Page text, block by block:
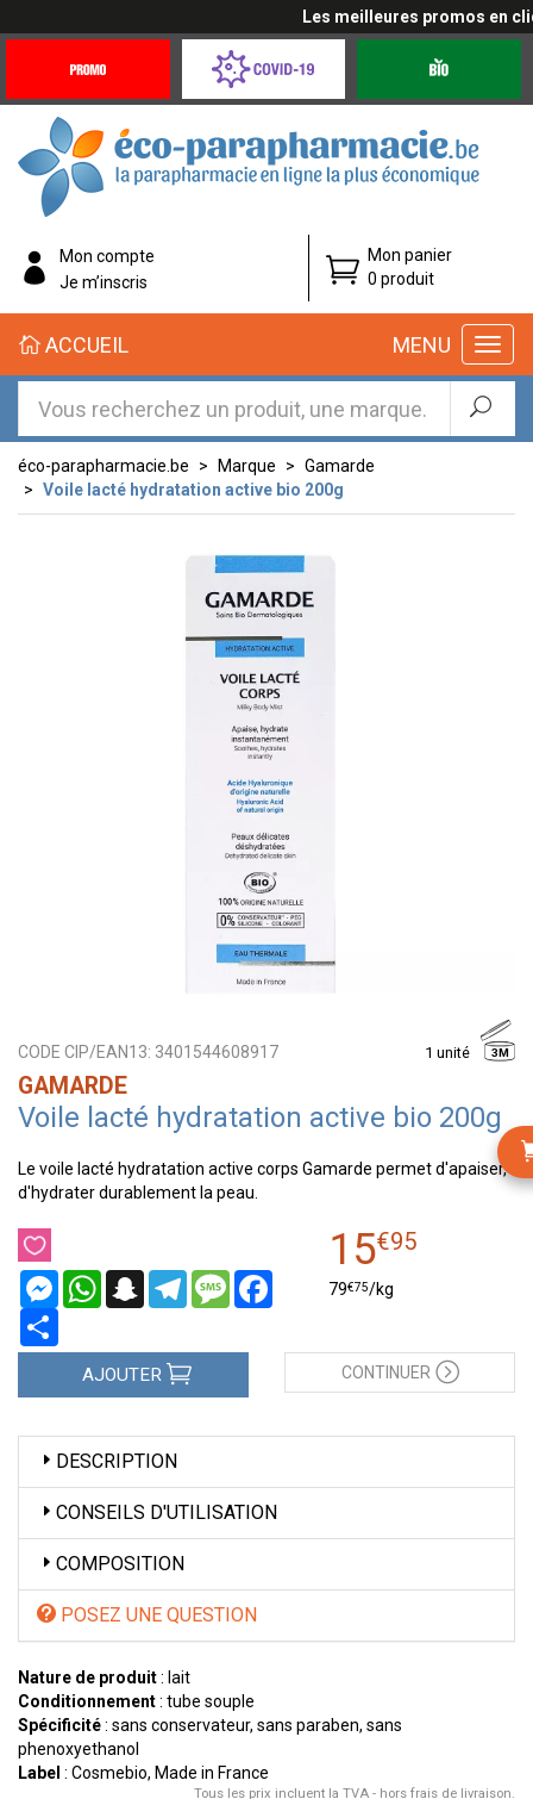
Les meilleures promos en
Offres
Coronavirus
éco-
parapharmacie.fr
éco-
parapharmacie.fr
Mon compte
Je m’inscris
Mon panier
0 produit
MENU
ACCUEIL
éco-parapharmacie.be Marque
Gamarde
Voile lacté hydratation active bio 200g
CODE CIP/EAN13: 3401544608917 1 unité 3M
GAMARDE
Voile lacté hydratation active bio 200g
Le voile lacté hydratation active corps Gamarde permet d'apaiser,
d'hydrater durablement la peau.
MessengerWhatsAppSnapchatTelegramMessageFacebook
15€95
79€75/kg
AJOUTER CONTINUER
DESCRIPTION
CONSEILS D'UTILISATION
COMPOSITION
POSEZ UNE QUESTION
Nature de produit: lait
Conditionnement: tube souple
Spécificité: sans conservateur, sans paraben, sans
phenoxyethanol
Label : Cosmebio, Made in France
Tous les prix incluent la TVA - hors frais de livraison.